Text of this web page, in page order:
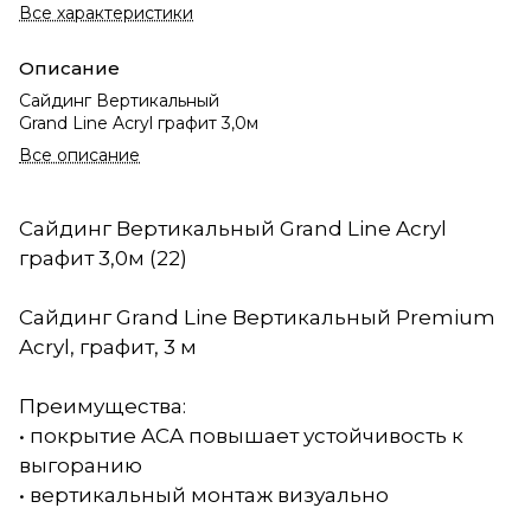
Все характеристики
Описание
Сайдинг Вертикальный
Grand Line Acryl графит 3,0м
Все описание
Сайдинг Вертикальный Grand Line Acryl
графит 3,0м (22)
Сайдинг Grand Line Вертикальный Premium
Acryl, графит, 3 м
Преимущества:
• покрытие ACA повышает устойчивость к
выгоранию
• вертикальный монтаж визуально